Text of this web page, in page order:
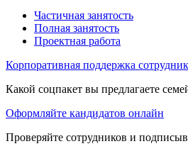
Частичная занятость
Полная занятость
Проектная работа
Корпоративная поддержка
Какой соцпакет вы предлагаете
Оформляйте кандидатов онлайн
Проверяйте сотрудников и